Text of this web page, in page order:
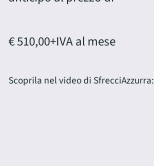
€ 510,00+IVA al mese
Scoprila nel video di SfrecciAzzurra: